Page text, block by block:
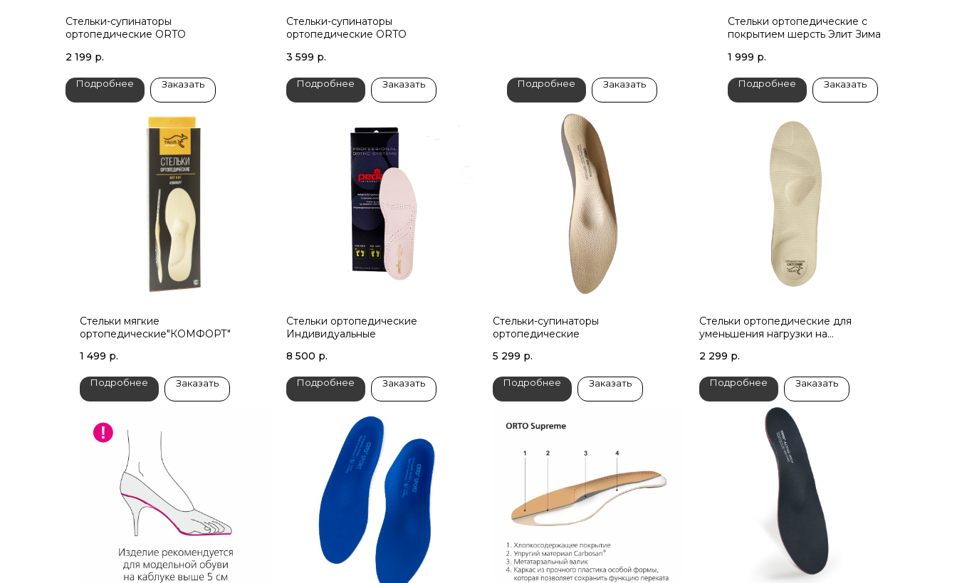
Стельки-супинаторы
ортопедические ORTO
2 199 р.
Подробнее Заказать
Стельки-супинаторы
ортопедические ORTO
3 599 р.
Подробнее Заказать Подробнее Заказать
Стельки ортопедические с
покрытием шерсть Элит Зима
1 999 р.
Подробнее Заказать
Стельки мягкие
ортопедические"КОМФОРТ"
1 499 р.
Подробнее Заказать
Cтельки ортопедические
Индивидуальные
8 500 р.
Подробнее Заказать
Стельки-супинаторы
ортопедические
5 299 р.
Подробнее Заказать
Стельки ортопедические для
уменьшения нагрузки на
2 299 р.
Подробнее Заказать